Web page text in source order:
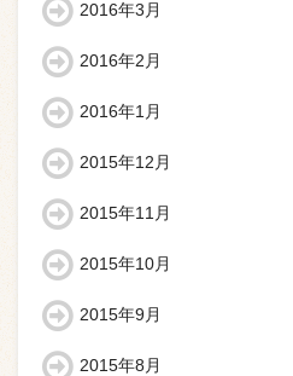
2016年3月
2016年2月
2016年1月
2015年12月
2015年11月
2015年10月
2015年9月
2015年8月